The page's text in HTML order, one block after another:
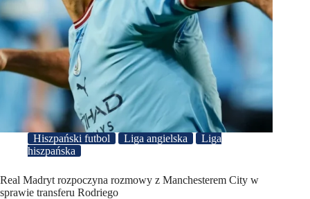
Hiszpański futbol Liga angielska
Liga
hiszpańska
Real Madryt rozpoczyna rozmowy z Manchesterem City w
sprawie transferu Rodriego